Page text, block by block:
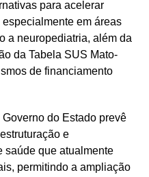
para acelerar
em áreas
a neuropediatria, além da
da Tabela SUS Mato-
de financiamento
do Estado prevê
e
saúde que atualmente
permitindo a ampliação